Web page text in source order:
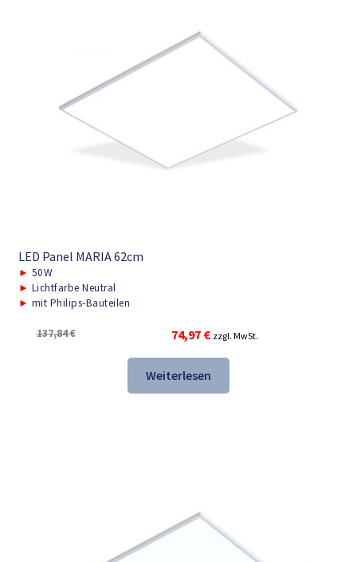
LED Panel MARIA 62cm
► 50W
► Lichtfarbe Neutral
► mit Philips-Bauteilen
137,84€
Ursprünglicher
Preis
war:
137,84 €
74,97 €Aktueller
Preis
ist:
74,97 €.
zzgl. MwSt.
Weiterlesen